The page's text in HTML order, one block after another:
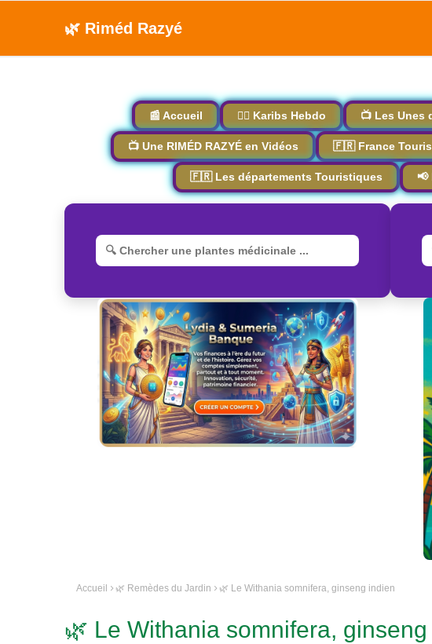
🌿 Riméd Razyé
📰 Accueil 🏴‍☠️ Karibs Hebdo 📺 Les Unes
📺 Une RIMÉD RAZYÉ en Vidéos 🇫🇷 France
🇫🇷 Les départements Touristiques 📢
Accueil 🌿 Remèdes du Jardin 🌿 Le Withania somnifera, ginseng indien
🌿 Le Withania somnifera,